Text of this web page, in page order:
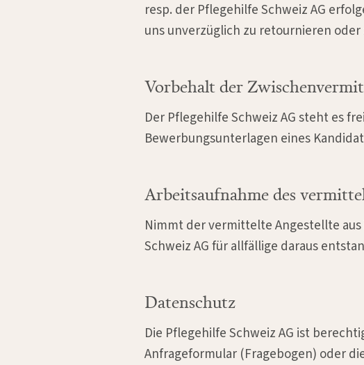
resp. der Pflegehilfe Schweiz AG
uns unverzüglich zu retournieren
Vorbehalt der
Der Pflegehilfe Schweiz AG steht es
Bewerbungsunterlagen eines
Arbeitsaufnahme des
Nimmt der vermittelte Angestellte
Schweiz AG für allfällige daraus
Datenschutz
Die Pflegehilfe Schweiz AG ist
Anfrageformular (Fragebogen) oder